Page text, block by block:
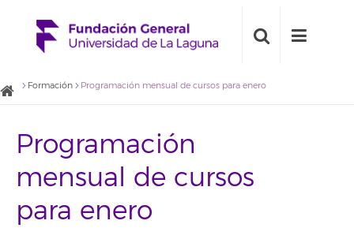
Formación Programación mensual de cursos para enero
Programación
mensual de cursos
para enero